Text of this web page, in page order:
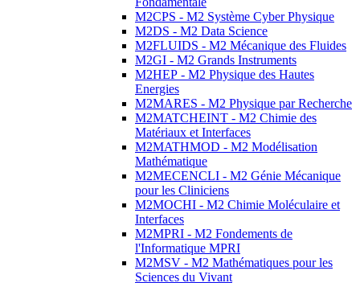
M2CPS - M2 Système Cyber Physique
M2DS - M2 Data Science
M2FLUIDS - M2 Mécanique des Fluides
M2GI - M2 Grands Instruments
M2HEP - M2 Physique des Hautes
Energies
M2MARES - M2 Physique par Recherche
M2MATCHEINT - M2 Chimie des
Matériaux et Interfaces
M2MATHMOD - M2 Modélisation
Mathématique
M2MECENCLI - M2 Génie Mécanique
pour les Cliniciens
M2MOCHI - M2 Chimie Moléculaire et
Interfaces
M2MPRI - M2 Fondements de
l'Informatique MPRI
M2MSV - M2 Mathématiques pour les
Sciences du Vivant